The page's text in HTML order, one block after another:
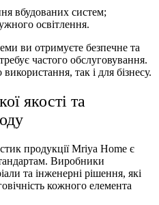
вбудованих систем;
освітлення.
ви отримуєте безпечне та
частого обслуговування.
так і для бізнесу.
якості та
продукції Mriya Home є
Виробники
та інженерні рішення, які
кожного елемента